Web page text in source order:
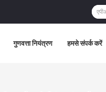
गुणवत्ता नियंत्रण हमसे संपर्क करें